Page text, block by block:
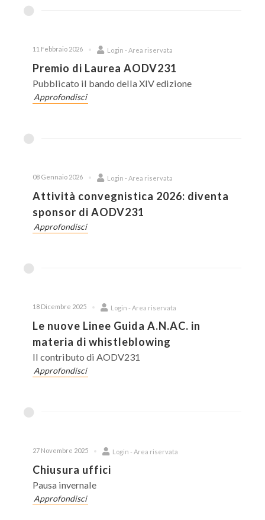
11 Febbraio 2026 Login - Area riservata
Premio di Laurea AODV231
Pubblicato il bando della XIV edizione
Approfondisci
08 Gennaio 2026 Login - Area riservata
Attività convegnistica 2026: diventa
sponsor di AODV231
Approfondisci
18 Dicembre 2025 Login - Area riservata
Le nuove Linee Guida A.N.AC. in
materia di whistleblowing
Il contributo di AODV231
Approfondisci
27 Novembre 2025 Login - Area riservata
Chiusura uffici
Pausa invernale
Approfondisci